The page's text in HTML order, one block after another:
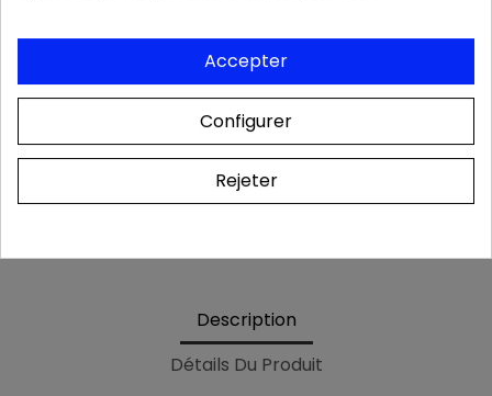
Frais de port OFFERTS dès 39 € (France
métropolitaine).
Colis & relevé bancaire neutres. Aucune mention
Description
Détails Du Produit
Accepter
Configurer
Rejeter